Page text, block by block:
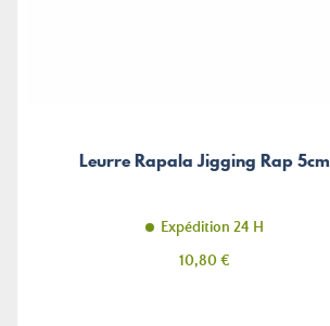
Leurre Rapala Jigging Rap 5cm
Expédition 24 H
Prix
10,80 €